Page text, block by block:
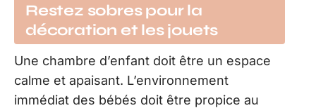
Restez sobres pour la
décoration et les jouets
Une chambre d’enfant doit être un espace
calme et apaisant. L’environnement
immédiat des bébés doit être propice au